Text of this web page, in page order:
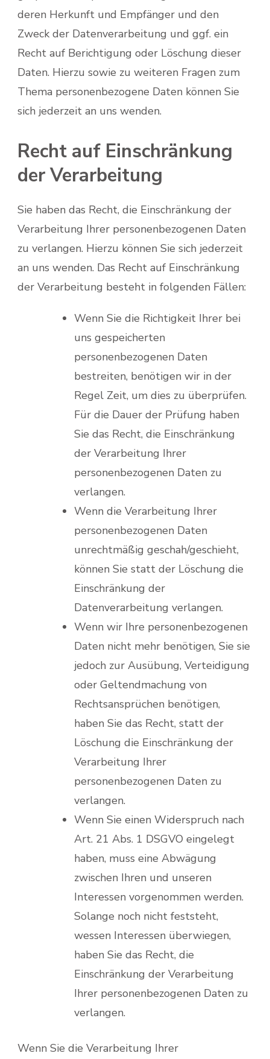
deren Herkunft und Empfänger und den
Zweck der Datenverarbeitung und ggf. ein
Recht auf Berichtigung oder Löschung dieser
Daten. Hierzu sowie zu weiteren Fragen zum
Thema personenbezogene Daten können Sie
sich jederzeit an uns wenden.
Recht auf Einschränkung
der Verarbeitung
Sie haben das Recht, die Einschränkung der
Verarbeitung Ihrer personenbezogenen Daten
zu verlangen. Hierzu können Sie sich jederzeit
an uns wenden. Das Recht auf Einschränkung
der Verarbeitung besteht in folgenden Fällen:
Wenn Sie die Richtigkeit Ihrer bei
uns gespeicherten
personenbezogenen Daten
bestreiten, benötigen wir in der
Regel Zeit, um dies zu überprüfen.
Für die Dauer der Prüfung haben
Sie das Recht, die Einschränkung
der Verarbeitung Ihrer
personenbezogenen Daten zu
verlangen.
Wenn die Verarbeitung Ihrer
personenbezogenen Daten
unrechtmäßig geschah/geschieht,
können Sie statt der Löschung die
Einschränkung der
Datenverarbeitung verlangen.
Wenn wir Ihre personenbezogenen
Daten nicht mehr benötigen, Sie sie
jedoch zur Ausübung, Verteidigung
oder Geltendmachung von
Rechtsansprüchen benötigen,
haben Sie das Recht, statt der
Löschung die Einschränkung der
Verarbeitung Ihrer
personenbezogenen Daten zu
verlangen.
Wenn Sie einen Widerspruch nach
Art. 21 Abs. 1 DSGVO eingelegt
haben, muss eine Abwägung
zwischen Ihren und unseren
Interessen vorgenommen werden.
Solange noch nicht feststeht,
wessen Interessen überwiegen,
haben Sie das Recht, die
Einschränkung der Verarbeitung
Ihrer personenbezogenen Daten zu
verlangen.
Wenn Sie die Verarbeitung Ihrer